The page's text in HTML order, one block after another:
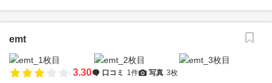
emt
3.30 口コミ 1件 写真 3枚